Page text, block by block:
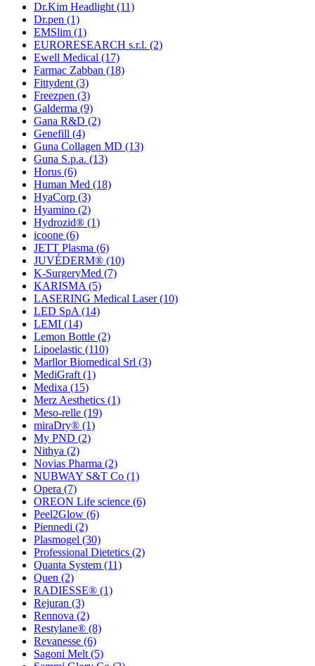
Dr.Kim Headlight (11)
Dr.pen (1)
EMSlim (1)
EURORESEARCH s.r.l. (2)
Ewell Medical (17)
Farmac Zabban (18)
Fittydent (3)
Freezpen (3)
Galderma (9)
Gana R&D (2)
Genefill (4)
Guna Collagen MD (13)
Guna S.p.a. (13)
Horus (6)
Human Med (18)
HyaCorp (3)
Hyamino (2)
Hydrozid® (1)
icoone (6)
JETT Plasma (6)
JUVÉDERM® (10)
K-SurgeryMed (7)
KARISMA (5)
LASERING Medical Laser(10)
LED SpA (14)
LEMI (14)
Lemon Bottle (2)
Lipoelastic (110)
Marllor Biomedical Srl (3)
MediGraft (1)
Medixa (15)
Merz Aesthetics (1)
Meso-relle (19)
miraDry® (1)
My PND (2)
Nithya (2)
Novias Pharma (2)
NUBWAY S&T Co (1)
Opera (7)
OREON Life science (6)
Peel2Glow (6)
Piennedi (2)
Plasmogel (30)
Professional Dietetics (2)
Quanta System (11)
Quen (2)
RADIESSE® (1)
Rejuran (3)
Rennova (2)
Restylane® (8)
Revanesse (6)
Sagoni Melt (5)